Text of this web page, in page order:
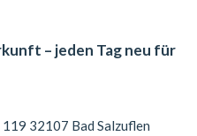
– jeden Tag neu für
119 32107 Bad Salzuflen